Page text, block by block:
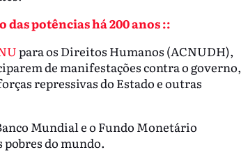
potências há 200 anos ::
para os Direitos Humanos (ACNUDH),
de manifestações contra o governo,
repressivas do Estado e outras
Mundial e o Fundo Monetário
do mundo.